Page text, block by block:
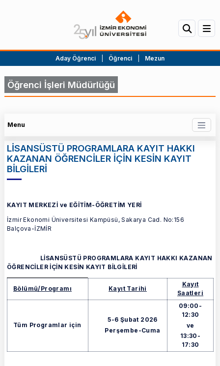
Aday Öğrenci Öğrenci Mezun
Öğrenci İşleri Müdürlüğü
LİSANSÜSTÜ PROGRAMLARA KAYIT HAKKI
KAZANAN ÖĞRENCİLER İÇİN KESİN KAYIT
BİLGİLERİ
KAYIT MERKEZİ ve EĞİTİM-ÖĞRETİM YERİ
İzmir Ekonomi Üniversitesi Kampüsü, Sakarya Cad. No:156
Balçova-İZMİR
LİSANSÜSTÜ PROGRAMLARA KAYIT HAKKI KAZANAN
ÖĞRENCİLER İÇİN KESİN KAYIT BİLGİLERİ
LİSANSÜSTÜ PROGRAMLARA KAYIT HAKKI KAZANAN ÖĞRENCİLER İÇİN
Bölümü/Programı Kayıt Tarihi
Kayıt
Saatleri
Tüm Programlar için
5-6 Şubat 2026
Perşembe-Cuma
09:00-
12:30
ve
13:30-
17:30
Menu